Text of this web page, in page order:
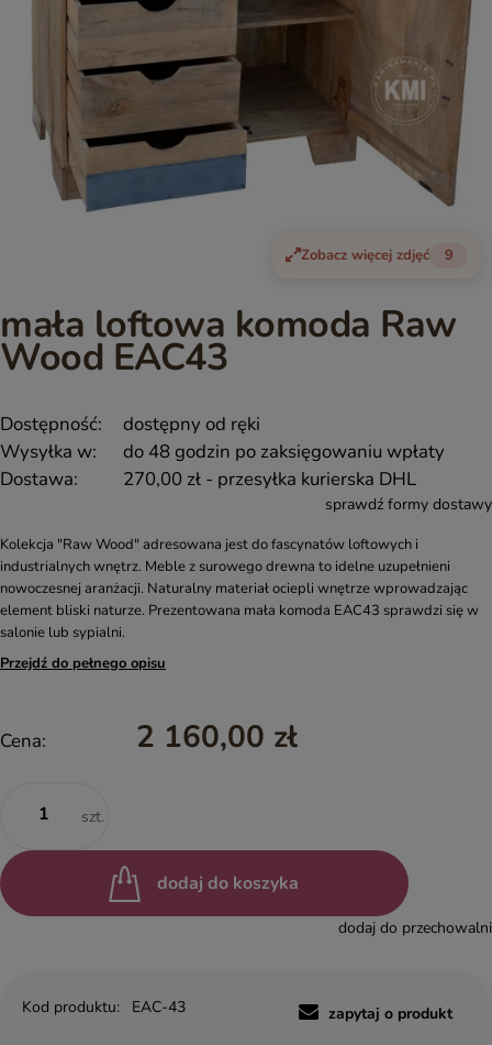
Zobacz więcej zdjęć 9
mała loftowa komoda Raw
Wood EAC43
Dostępność:
dostępny od ręki
Wysyłka w:
do 48 godzin po zaksięgowaniu wpłaty
Dostawa:
270,00 zł - przesyłka kurierska DHL
sprawdź formy dostawy
Kolekcja "Raw Wood" adresowana jest do fascynatów loftowych i
industrialnych wnętrz. Meble z surowego drewna to idelne uzupełnieni
nowoczesnej aranżacji. Naturalny materiał ociepli wnętrze wprowadzając
element bliski naturze. Prezentowana mała komoda EAC43 sprawdzi się w
salonie lub sypialni.
Przejdź do pełnego opisu
Cena: 2 160,00 zł
szt.
dodaj do koszyka
dodaj do przechowalni
Kod produktu: EAC-43 zapytaj o produkt